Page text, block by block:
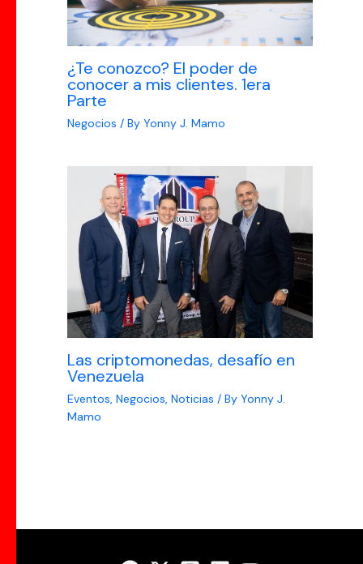
¿Te conozco? El poder de
conocer a mis clientes. 1era
Parte
Negocios / By Yonny J. Mamo
Las criptomonedas, desafío en
Venezuela
Eventos, Negocios, Noticias / By Yonny J.
Mamo